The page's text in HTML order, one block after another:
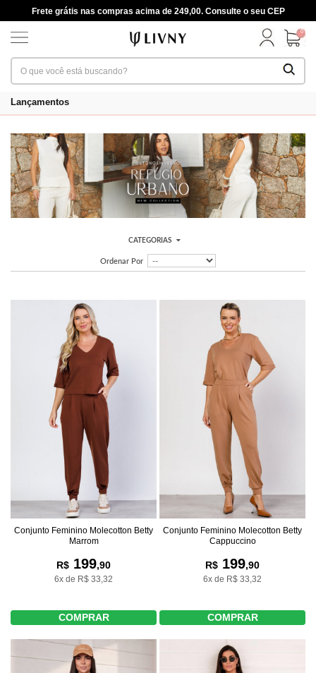
Frete grátis nas compras acima de 249,00. Consulte o seu CEP
0
Lançamentos
CATEGORIAS
Ordenar Por
Conjunto Feminino Molecotton Betty
Marrom
R$ 199,90
6x de R$ 33,32
COMPRAR
Conjunto Feminino Molecotton Betty
Cappuccino
R$ 199,90
6x de R$ 33,32
COMPRAR